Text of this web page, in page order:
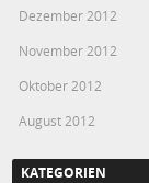
Dezember 2012
November 2012
Oktober 2012
August 2012
KATEGORIEN